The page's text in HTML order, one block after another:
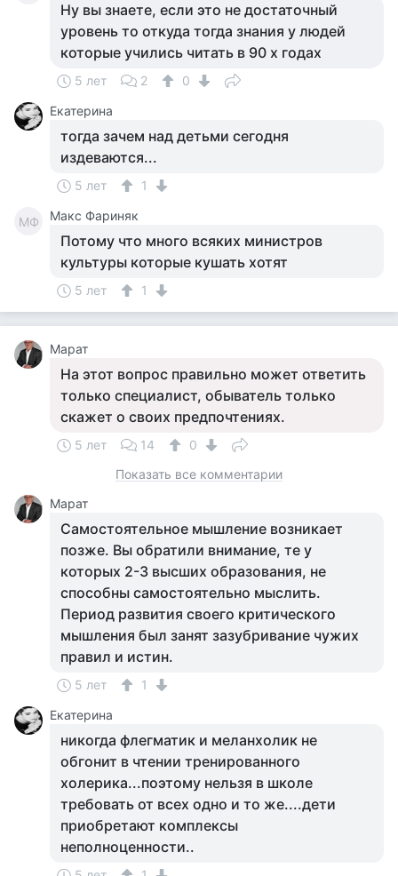
Ну вы знаете, если это не достаточный
уровень то откуда тогда знания у людей
которые учились читать в 90 х годах
5 лет 2
0
Екатерина
тогда зачем над детьми сегодня
издеваются...
5 лет 1
МФ Макс Фариняк
Потому что много всяких министров
культуры которые кушать хотят
5 лет 1
Марат
На этот вопрос правильно может ответить
только специалист, обыватель только
скажет о своих предпочтениях.
5 лет 14
0
Показать все комментарии
Марат
Самостоятельное мышление возникает
позже. Вы обратили внимание, те у
которых 2-3 высших образования, не
способны самостоятельно мыслить.
Период развития своего критического
мышления был занят зазубривание чужих
правил и истин.
5 лет
1
Екатерина
никогда флегматик и меланхолик не
обгонит в чтении тренированного
холерика...поэтому нельзя в школе
требовать от всех одно и то же....дети
приобретают комплексы
неполноценности..